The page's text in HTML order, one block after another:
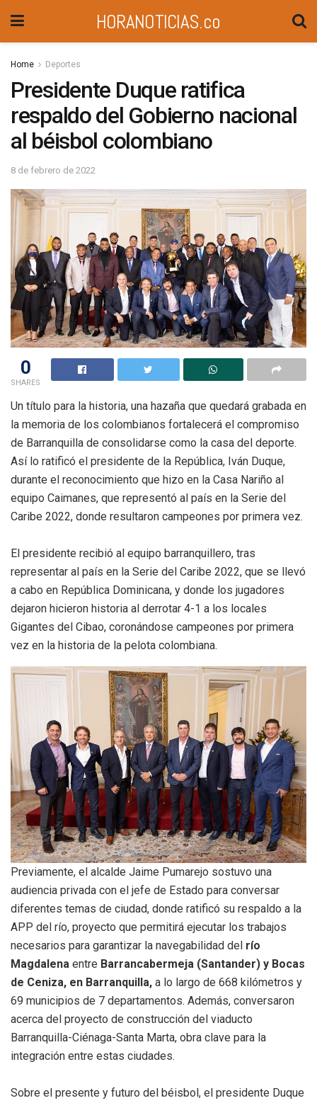
HORANOTICIAS.co
Home Deportes
Presidente Duque ratifica
respaldo del Gobierno nacional
al béisbol colombiano
8 de febrero de 2022
0
SHARES
Un título para la historia, una hazaña que quedará grabada en
la memoria de los colombianos fortalecerá el compromiso
de Barranquilla de consolidarse como la casa del deporte.
Así lo ratificó el presidente de la República, Iván Duque,
durante el reconocimiento que hizo en la Casa Nariño al
equipo Caimanes, que representó al país en la Serie del
Caribe 2022, donde resultaron campeones por primera vez.
El presidente recibió al equipo barranquillero, tras
representar al país en la Serie del Caribe 2022, que se llevó
a cabo en República Dominicana, y donde los jugadores
dejaron hicieron historia al derrotar 4-1 a los locales
Gigantes del Cibao, coronándose campeones por primera
vez en la historia de la pelota colombiana.
Previamente, el alcalde Jaime Pumarejo sostuvo una
audiencia privada con el jefe de Estado para conversar
diferentes temas de ciudad, donde ratificó su respaldo a la
APP del río, proyecto que permitirá ejecutar los trabajos
necesarios para garantizar la navegabilidad del río
Magdalena entre Barrancabermeja (Santander) y Bocas
de Ceniza, en Barranquilla, a lo largo de 668 kilómetros y
69 municipios de 7 departamentos. Además, conversaron
acerca del proyecto de construcción del viaducto
Barranquilla-Ciénaga-Santa Marta, obra clave para la
integración entre estas ciudades.
Sobre el presente y futuro del béisbol, el presidente Duque